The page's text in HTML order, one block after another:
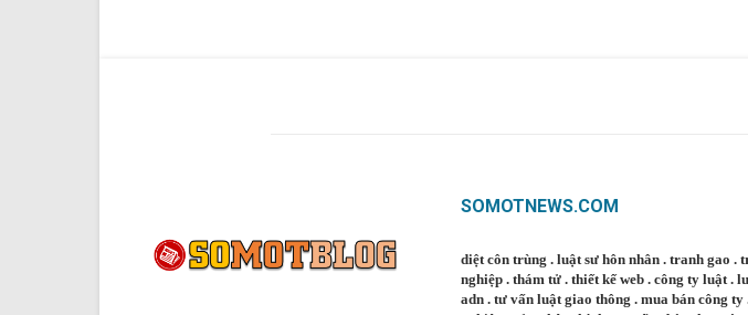
SOMOTNEWS.COM
diệt côn trùng . luật sư hôn nhân . tranh gao .
nghiệp . thám tử . thiết kế web . công ty luật .
adn . tư vấn luật giao thông . mua bán công ty